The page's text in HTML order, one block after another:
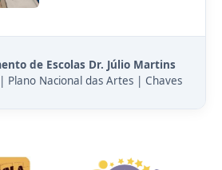
de Escolas Dr. Júlio Martins
Plano Nacional das Artes | Chaves